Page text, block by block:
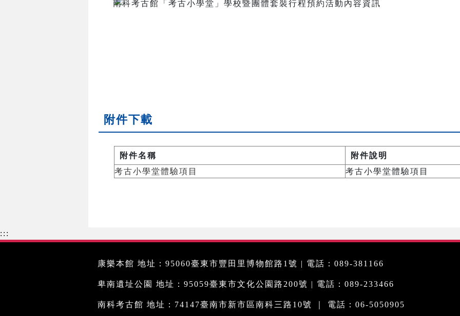
附件下載
附件名稱
附件說明
考古小學堂體驗項目
考古小學堂體驗項目
:::
康樂本館 地址：95060臺東市豐田里博物館路1號 | 電話：089-381166
卑南遺址公園 地址：95059臺東市文化公園路200號 | 電話：089-233466
南科考古館 地址：74147臺南市新市區南科三路10號 ｜ 電話：06-5050905